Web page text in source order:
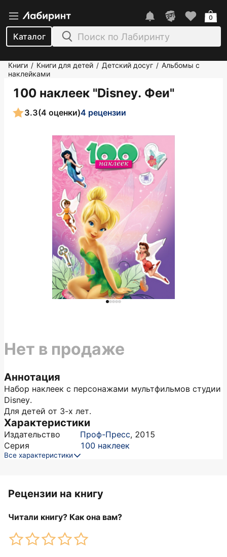
Каталог
0
Книги / Книги для детей / Детский досуг / Альбомы с
наклейками
100 наклеек "Disney. Феи"
3.3(4 оценки)4 рецензии
Аннотация
Набор наклеек с персонажами мультфильмов студии
Disney.
Для детей от 3-х лет.
Характеристики
Издательство Проф-Пресс, 2015
Серия
100 наклеек
Все характеристики
Нет в продаже
Рецензии на книгу
Читали книгу? Как она вам?